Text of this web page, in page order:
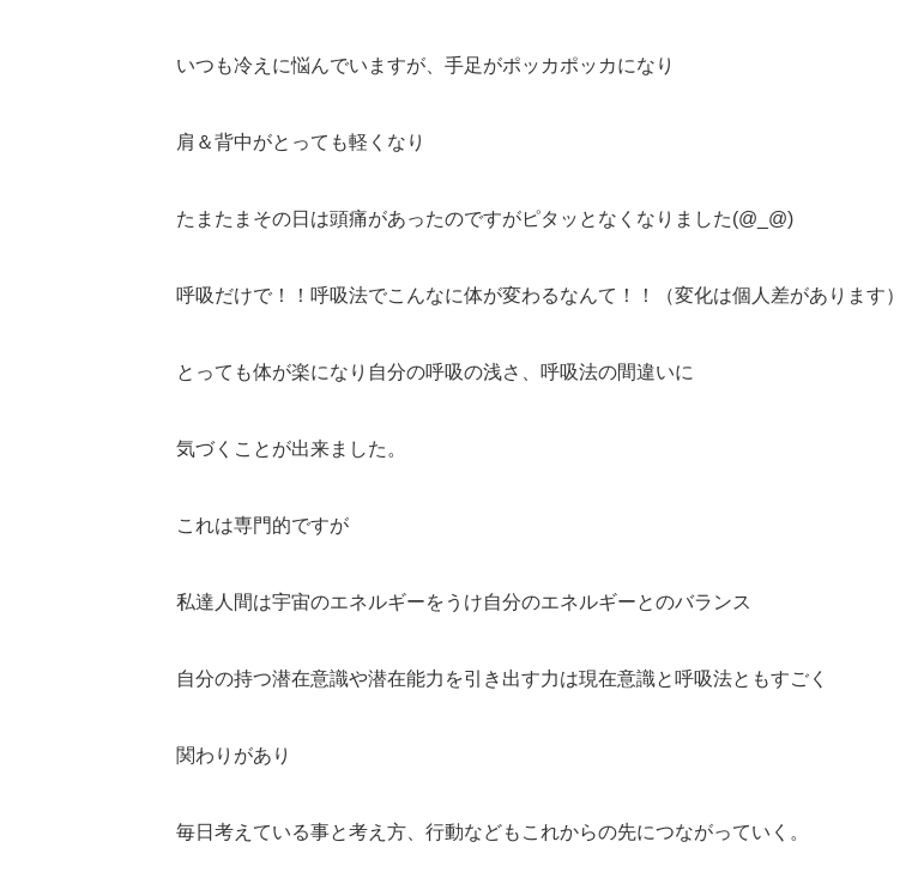
いつも冷えに悩んでいますが、手足がポッカポッカになり
肩＆背中がとっても軽くなり
たまたまその日は頭痛があったのですがピタッとなくなりました(@_@)
呼吸だけで！！呼吸法でこんなに体が変わるなんて！！（変化は個人差があります）
とっても体が楽になり自分の呼吸の浅さ、呼吸法の間違いに
気づくことが出来ました。
これは専門的ですが
私達人間は宇宙のエネルギーをうけ自分のエネルギーとのバランス
自分の持つ潜在意識や潜在能力を引き出す力は現在意識と呼吸法ともすごく
関わりがあり
毎日考えている事と考え方、行動などもこれからの先につながっていく。